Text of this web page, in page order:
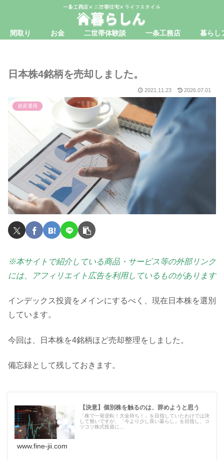
間取り お金 二世帯体験談 一条工務店 暮らし
日本株4銘柄を売却しました。
2021.11.23 2026.07.01
資産運用
※本サイトで紹介している商品・サービス等の外部リンク
には、アフィリエイト広告を利用しているものがあります
インデックス投資をメインにするべく、現在日本株を選別
しています。
今回は、日本株を4銘柄ほど売却整理をしました。
備忘録として残しておきます。
【決意】個別株を触るのは、辞めようと思う
「株で一発逆転！大金持ち！」を目指していたわけでは決
して無いですが、「今より少し良い暮らし」を目指し、コ
ツコツ株式投資に...
www.fine-jii.com